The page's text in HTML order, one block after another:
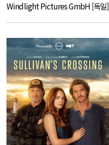
Windlight Pictures GmbH [독일]